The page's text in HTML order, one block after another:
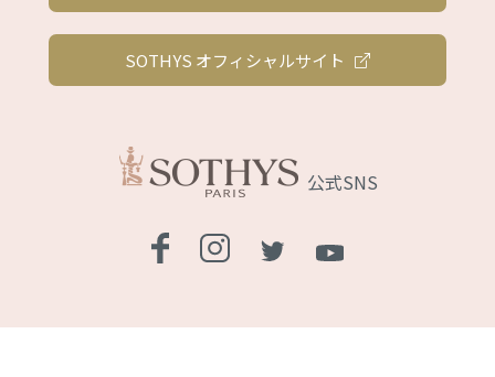
SOTHYS オフィシャルサイト
公式SNS